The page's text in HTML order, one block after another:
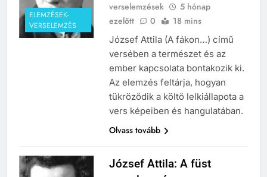
ELEMZÉSEK-
VERSELEMZÉS
verselemzések
5 hónap
ezelőtt
0 18 mins
József Attila (A fákon…) című
versében a természet és az
ember kapcsolata bontakozik ki.
Az elemzés feltárja, hogyan
tükröződik a költő lelkiállapota a
vers képeiben és hangulatában.
Olvass tovább
József Attila: A füst
241
Ki találta fel a gőzgépet?
KI TALÁLTA FEL
TÖRTÉNELEM ÉRDEKESSÉGEK
Kik voltak a három királyok?
TÖRTÉNELEM ÉRDEKESSÉGEK
243